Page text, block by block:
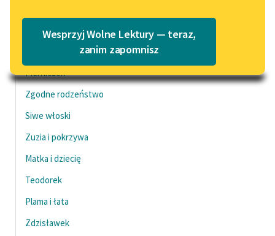
Lektury szkolne i klasyka
literatury do słuchania dla
niepełnosprawnościami
E-kolekcja lektur
szkolnych i literatury do
słuchania dla uczennic i
niepełnosprawnościami
Feministyczne inspiracje.
Katalog w formacie PDF
Wesprzyj Wolne Lektury — teraz,
zanim zapomnisz
Czysty kotek
Pierniczek
Zgodne rodzeństwo
Siwe włoski
Zuzia i pokrzywa
Matka i dziecię
Teodorek
Plama i łata
Zdzisławek